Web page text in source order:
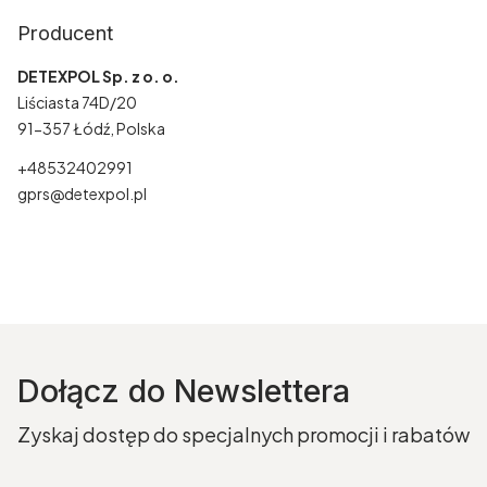
Producent
DETEXPOL Sp. z o. o.
Liściasta 74D/20
91-357 Łódź, Polska
+48532402991
gprs@detexpol.pl
Dołącz do Newslettera
Zyskaj dostęp do specjalnych promocji i rabatów